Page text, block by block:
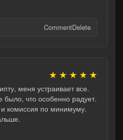
CommentDelete
★ ★ ★ ★ ★
меня устраивает все.
что особенно радует.
комиссия по минимуму.